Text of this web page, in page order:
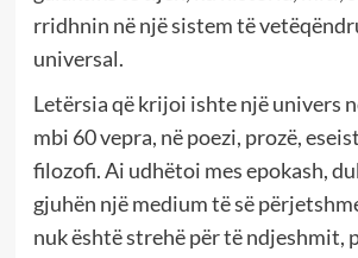
rridhnin në një sistem të
universal.
Letërsia që krijoi ishte një univers
mbi 60 vepra, në poezi, prozë,
filozofi. Ai udhëtoi mes epokash,
gjuhën një medium të së
nuk është strehë për të ndjeshmit,